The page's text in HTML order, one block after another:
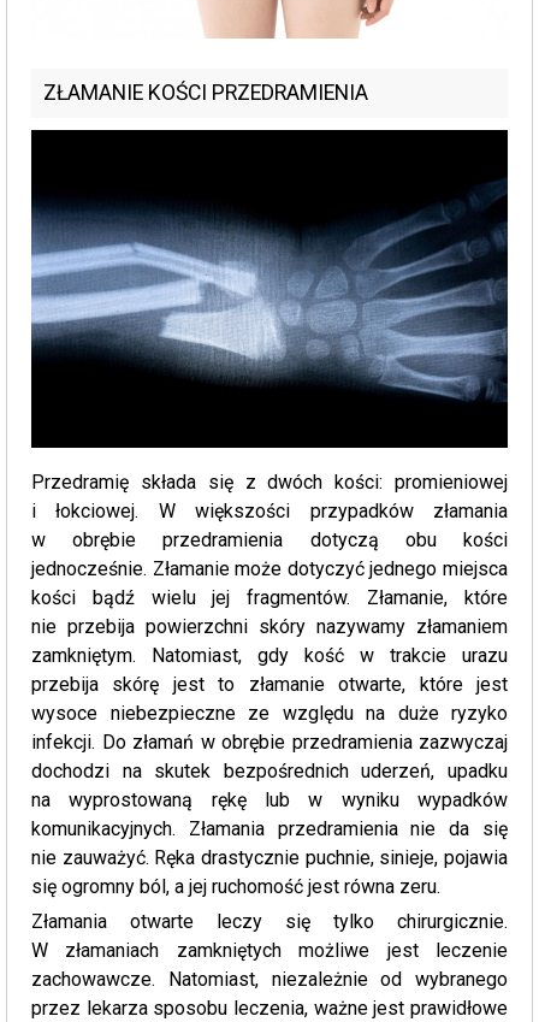
ZŁAMANIE KOŚCI PRZEDRAMIENIA
Przedramię składa się z dwóch kości: promieniowej
i łokciowej. W większości przypadków złamania
w obrębie przedramienia dotyczą obu kości
jednocześnie. Złamanie może dotyczyć jednego miejsca
kości bądź wielu jej fragmentów. Złamanie, które
nie przebija powierzchni skóry nazywamy złamaniem
zamkniętym. Natomiast, gdy kość w trakcie urazu
przebija skórę jest to złamanie otwarte, które jest
wysoce niebezpieczne ze względu na duże ryzyko
infekcji. Do złamań w obrębie przedramienia zazwyczaj
dochodzi na skutek bezpośrednich uderzeń, upadku
na wyprostowaną rękę lub w wyniku wypadków
komunikacyjnych. Złamania przedramienia nie da się
nie zauważyć. Ręka drastycznie puchnie, sinieje, pojawia
się ogromny ból, a jej ruchomość jest równa zeru.
Złamania otwarte leczy się tylko chirurgicznie.
W złamaniach zamkniętych możliwe jest leczenie
zachowawcze. Natomiast, niezależnie od wybranego
przez lekarza sposobu leczenia, ważne jest prawidłowe